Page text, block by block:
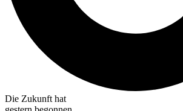
Die Zukunft hat